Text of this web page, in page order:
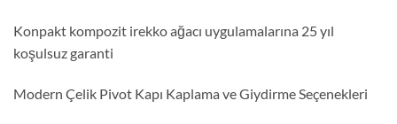
Konpakt kompozit irekko ağacı uygulamalarına 25 yıl
koşulsuz garanti
Modern Çelik Pivot Kapı Kaplama ve Giydirme Seçenekleri